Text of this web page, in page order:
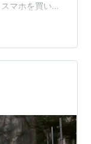
マホを買い替
スマホで書い
か書きにくく
ず、 気づけば
設定も終わっ
ためにも、や